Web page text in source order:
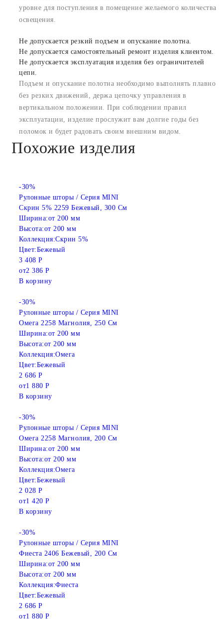
уровне для поступления в помещение желаемого количества
освещения.
Не допускается резкий подъем и опускание полотна.
Не допускается самостоятельный ремонт изделия клиентом.
Не допускается эксплуатация изделия без ограничителей
цепи.
Подъем и опускание полотна необходимо выполнять плавно
без резких движений, держа цепочку управления в
вертикальном положении. При соблюдении правил
эксплуатации, изделие прослужит вам долгие годы без
поломок и будет радовать своим внешним видом.
Похожие изделия
-30%
Рулонные шторы / Серия MINI
Скрин 5% 2259 Бежевый, 300 См
Ширина:от 200 мм
Высота:от 200 мм
Коллекция:Скрин 5%
Цвет:Бежевый
3 408 Р
от2 386 Р
В корзину
-30%
Рулонные шторы / Серия MINI
Омега 2258 Магнолия, 250 См
Ширина:от 200 мм
Высота:от 200 мм
Коллекция:Омега
Цвет:Бежевый
2 686 Р
от1 880 Р
В корзину
-30%
Рулонные шторы / Серия MINI
Омега 2258 Магнолия, 200 См
Ширина:от 200 мм
Высота:от 200 мм
Коллекция:Омега
Цвет:Бежевый
2 028 Р
от1 420 Р
В корзину
-30%
Рулонные шторы / Серия MINI
Фиеста 2406 Бежевый, 200 См
Ширина:от 200 мм
Высота:от 200 мм
Коллекция:Фиеста
Цвет:Бежевый
2 686 Р
от1 880 Р